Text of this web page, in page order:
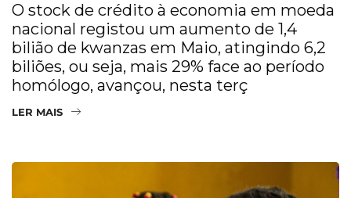
O stock de crédito à economia em moeda
nacional registou um aumento de 1,4
bilião de kwanzas em Maio, atingindo 6,2
biliões, ou seja, mais 29% face ao período
homólogo, avançou, nesta terç
LER MAIS